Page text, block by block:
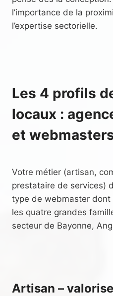
l’importance de la
l’expertise sectorielle.
Les 4 profils
locaux :
et
Votre métier (artisan,
prestataire de services)
type de webmaster dont
les quatre grandes
secteur de Bayonne,
Artisan –